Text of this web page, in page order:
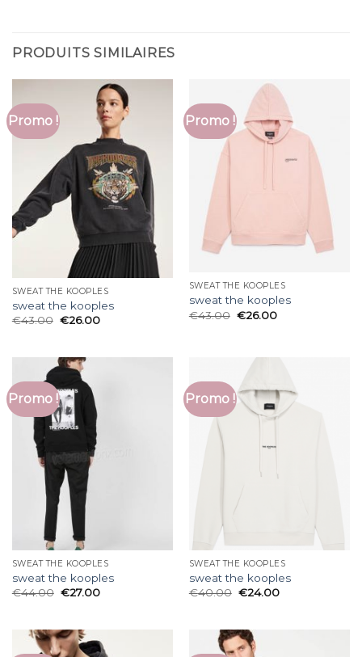
PRODUITS SIMILAIRES
Promo !
SWEAT THE KOOPLES
sweat the kooples
€43.00 €26.00
Promo !
SWEAT THE KOOPLES
sweat the kooples
€43.00 €26.00
Promo !
SWEAT THE KOOPLES
sweat the kooples
€44.00 €27.00
Promo !
SWEAT THE KOOPLES
sweat the kooples
€40.00 €24.00